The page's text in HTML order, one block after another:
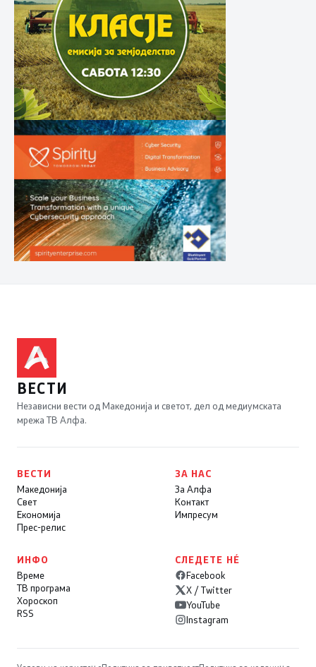
ВЕСТИ
Независни вести од Македонија и светот, дел од медиумската
мрежа ТВ Алфа.
ВЕСТИ
Македонија
Свет
Економија
Прес-релис
ЗА НАС
За Алфа
Контакт
Импресум
ИНФО
Време
ТВ програма
Хороскоп
RSS
СЛЕДЕТЕ НÉ
Facebook
X / Twitter
YouTube
Instagram